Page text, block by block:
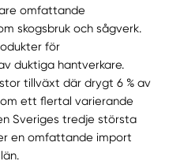
omfattande
skogsbruk och sågverk.
för
duktiga hantverkare.
tillväxt där drygt 6 % av
ett flertal varierande
Sveriges tredje största
en omfattande import